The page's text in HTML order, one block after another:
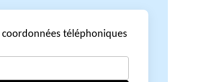
coordonnées téléphoniques